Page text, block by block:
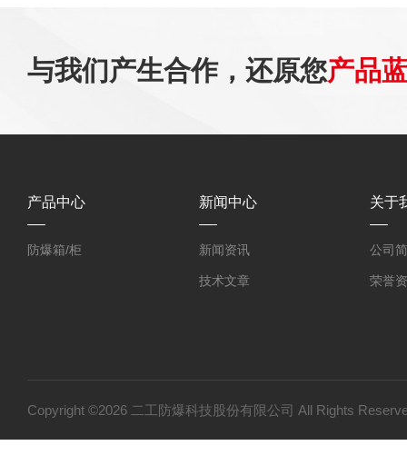
与我们产生合作，还原您产品
产品中心
防爆箱/柜
新闻中心
新闻资讯
技术文章
关于
公司
荣誉
Copyright ©2026 二工防爆科技股份有限公司 All Rights